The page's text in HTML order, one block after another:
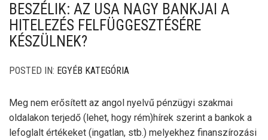
BESZÉLIK: AZ USA NAGY BANKJAI A
HITELEZÉS FELFÜGGESZTÉSÉRE
KÉSZÜLNEK?
POSTED IN: EGYÉB KATEGÓRIA
Meg nem erősített az angol nyelvű pénzügyi szakmai
oldalakon terjedő (lehet, hogy rém)hírek szerint a bankok a
lefoglalt értékeket (ingatlan, stb.) melyekhez finanszírozási